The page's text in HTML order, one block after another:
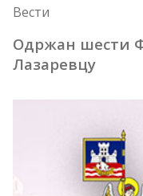
Вести
Одржан шести
Лазаревцу